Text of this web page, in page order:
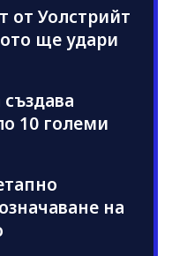
от Уолстрийт
ще удари
10 големи
на